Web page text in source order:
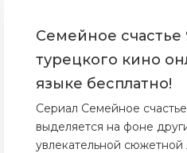
Семейное счастье
турецкого кино
языке бесплатно!
Сериал Семейное
выделяется на фоне
увлекательной сюжетной